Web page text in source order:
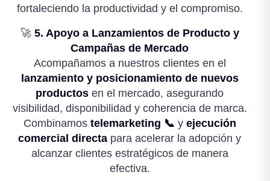
fortaleciendo la productividad y el compromiso.
🚀 5. Apoyo a Lanzamientos de Producto y
Campañas de Mercado
Acompañamos a nuestros clientes en el
lanzamiento y posicionamiento de nuevos
productos en el mercado, asegurando
visibilidad, disponibilidad y coherencia de marca.
Combinamos telemarketing 📞 y ejecución
comercial directa para acelerar la adopción y
alcanzar clientes estratégicos de manera
efectiva.